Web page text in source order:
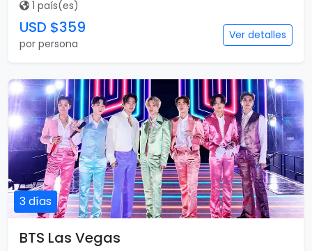
1 país(es)
USD $359
por persona
Ver detalles
3 días
BTS Las Vegas